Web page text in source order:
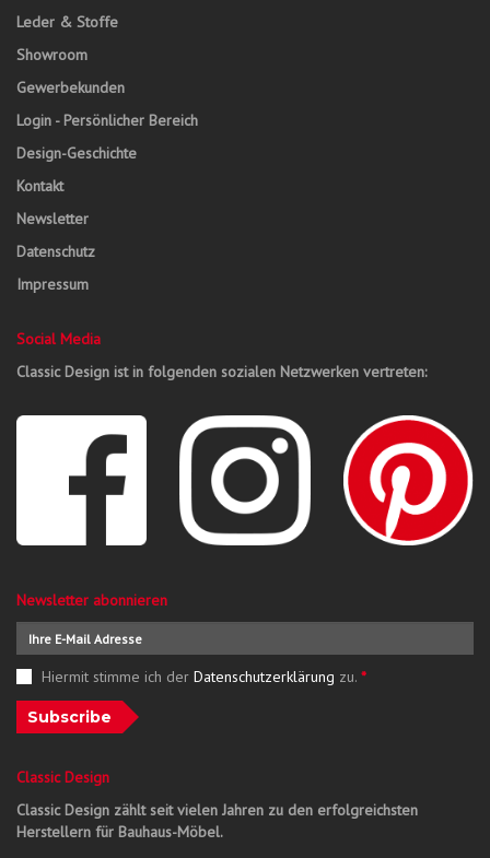
Leder & Stoffe
Showroom
Gewerbekunden
Login - Persönlicher Bereich
Design-Geschichte
Kontakt
Newsletter
Datenschutz
Impressum
Social Media
Classic Design ist in folgenden sozialen Netzwerken vertreten:
Newsletter abonnieren
Hiermit stimme ich der Datenschutzerklärung zu. *
Subscribe
Classic Design
Classic Design zählt seit vielen Jahren zu den erfolgreichsten
Herstellern für Bauhaus-Möbel.